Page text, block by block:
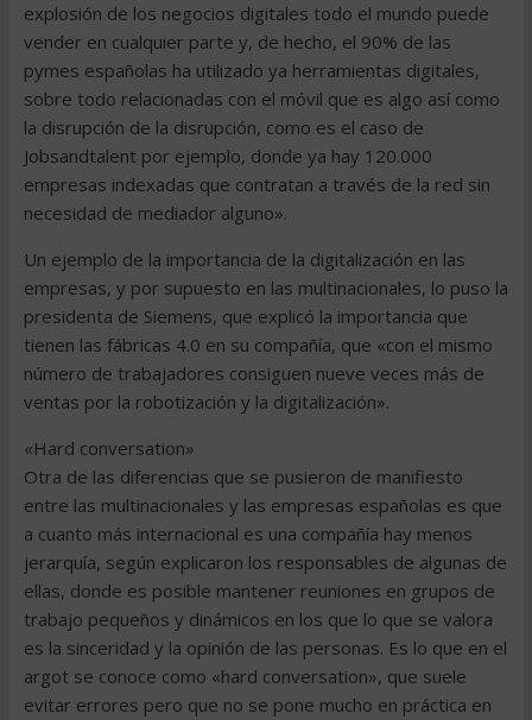
explosión de los negocios digitales todo el mundo puede
vender en cualquier parte y, de hecho, el 90% de las
pymes españolas ha utilizado ya herramientas digitales,
sobre todo relacionadas con el móvil que es algo así como
la disrupción de la disrupción, como es el caso de
Jobsandtalent por ejemplo, donde ya hay 120.000
empresas indexadas que contratan a través de la red sin
necesidad de mediador alguno».
Un ejemplo de la importancia de la digitalización en las
empresas, y por supuesto en las multinacionales, lo puso la
presidenta de Siemens, que explicó la importancia que
tienen las fábricas 4.0 en su compañía, que «con el mismo
número de trabajadores consiguen nueve veces más de
ventas por la robotización y la digitalización».
«Hard conversation»
Otra de las diferencias que se pusieron de manifiesto
entre las multinacionales y las empresas españolas es que
a cuanto más internacional es una compañía hay menos
jerarquía, según explicaron los responsables de algunas de
ellas, donde es posible mantener reuniones en grupos de
trabajo pequeños y dinámicos en los que lo que se valora
es la sinceridad y la opinión de las personas. Es lo que en el
argot se conoce como «hard conversation», que suele
evitar errores pero que no se pone mucho en práctica en